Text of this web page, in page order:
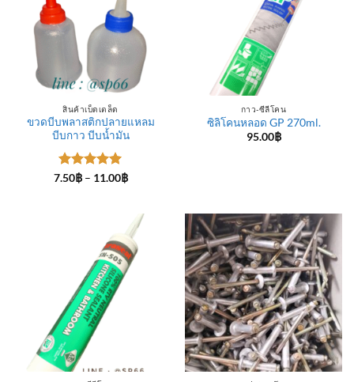
สินค้าเบ็ดเตล็ด
ขวดบีบพลาสติกปลายแหลม
บีบกาว บีบน้ำมัน
ให้คะแนน
7.50฿ – 11.00฿Price
11.00฿
กาว-ซีลีโคน
ซิลิโคนหลอด GP 270ml.
95.00฿